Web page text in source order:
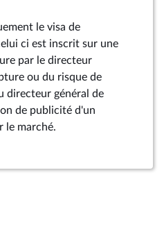
le visa de
ci est inscrit sur une
par le directeur
ou du risque de
directeur général de
de publicité d'un
le marché.